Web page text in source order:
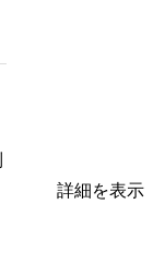
詳細を表示